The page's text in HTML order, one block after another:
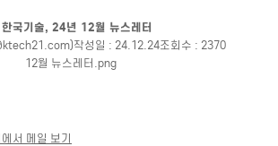
한국기술, 24년 12월 뉴스레터
작성일 : 24.12.24조회수 : 2370
12월 뉴스레터.png
서 메일 보기